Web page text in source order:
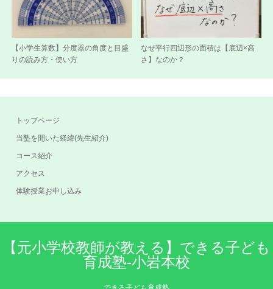
【小学生算数】分度器の角度と目盛
りの読み方・使い方
なぜ平行四辺形の面積は【底辺×高
さ】なのか？
トップページ
当塾を開いた経緯(先生紹介)
コース紹介
アクセス
体験授業お申し込み
【元小学校教師が教える】できる子ども
育成塾-小岩本校